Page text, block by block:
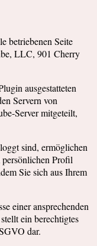
betriebenen Seite
LLC, 901 Cherry
ausgestatteten
Servern von
Server mitgeteilt,
sind, ermöglichen
Profil
Sie sich aus Ihrem
einer ansprechenden
ein berechtigtes
dar.